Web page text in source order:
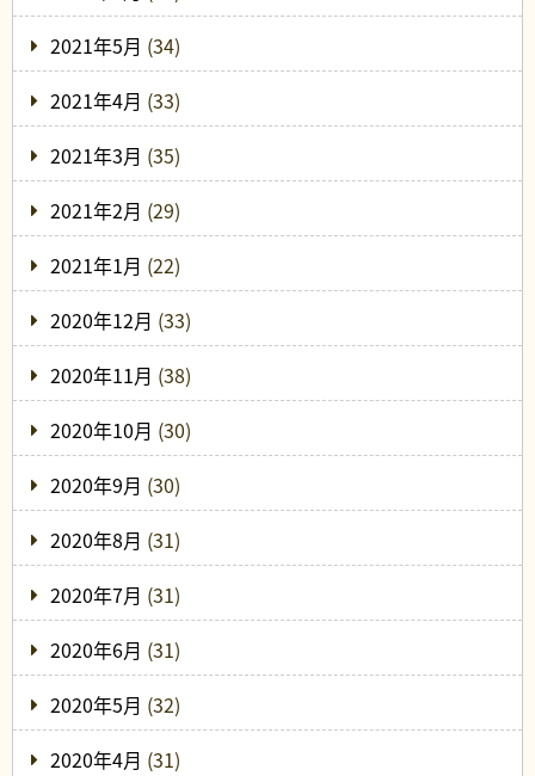
2021年5月 (34)
2021年4月 (33)
2021年3月 (35)
2021年2月 (29)
2021年1月 (22)
2020年12月 (33)
2020年11月 (38)
2020年10月 (30)
2020年9月 (30)
2020年8月 (31)
2020年7月 (31)
2020年6月 (31)
2020年5月 (32)
2020年4月 (31)